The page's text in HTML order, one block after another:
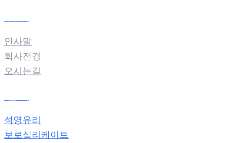
인사말
회사전경
오시는길
석영유리
보로실리케이트